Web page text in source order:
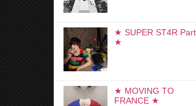
★ SUPER ST4R
★
★ MOVING TO
FRANCE ★